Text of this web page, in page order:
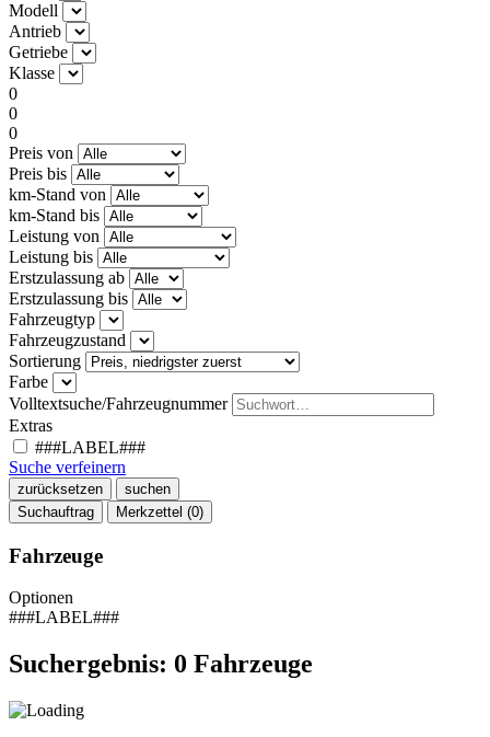
Modell
Antrieb
Getriebe
Klasse
0
0
0
Preis von
Preis bis
km-Stand von
km-Stand bis
Leistung von
Leistung bis
Erstzulassung ab
Erstzulassung bis
Fahrzeugtyp
Fahrzeugzustand
Sortierung
Farbe
Volltextsuche/Fahrzeugnummer
Extras
###LABEL###
Suche verfeinern
zurücksetzen
suchen
Suchauftrag
Merkzettel (0)
Fahrzeuge
Optionen
###LABEL###
Suchergebnis: 0 Fahrzeuge